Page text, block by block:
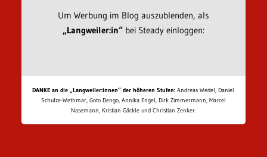
Um Werbung im Blog auszublenden, als
„Langweiler:in“bei Steady einloggen:
DANKE an die „Langweiler:innen“ der höheren Stufen: Andreas Wedel, Daniel
Schulze-Wethmar, Goto Dengo, Annika Engel, Dirk Zimmermann, Marcel
Nasemann, Kristian Gäckle und Christian Zenker.